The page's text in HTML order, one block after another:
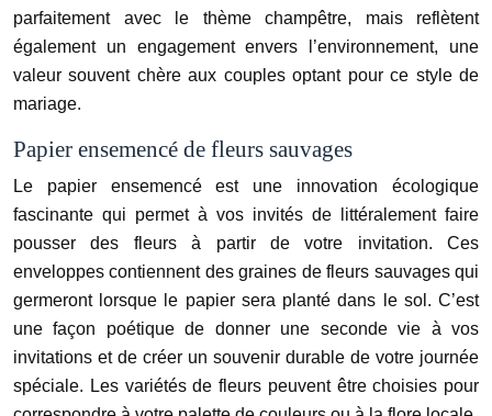
parfaitement avec le thème champêtre, mais reflètent
également un engagement envers l’environnement, une
valeur souvent chère aux couples optant pour ce style de
mariage.
Papier ensemencé de fleurs sauvages
Le papier ensemencé est une innovation écologique
fascinante qui permet à vos invités de littéralement faire
pousser des fleurs à partir de votre invitation. Ces
enveloppes contiennent des graines de fleurs sauvages qui
germeront lorsque le papier sera planté dans le sol. C’est
une façon poétique de donner une seconde vie à vos
invitations et de créer un souvenir durable de votre journée
spéciale. Les variétés de fleurs peuvent être choisies pour